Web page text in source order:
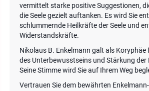
vermittelt starke positive Suggestionen,
die Seele gezielt auftanken. Es wird Sie
schlummernde Heilkräfte der Seele und
Widerstandskräfte.
Nikolaus B. Enkelmann galt als Koryphäe
des Unterbewusstseins und Stärkung der
Seine Stimme wird Sie auf Ihrem Weg
Vertrauen Sie dem bewährten